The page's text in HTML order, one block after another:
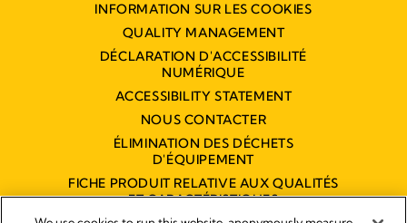
INFORMATION SUR LES COOKIES
QUALITY MANAGEMENT
DÉCLARATION D'ACCESSIBILITÉ
NUMÉRIQUE
ACCESSIBILITY STATEMENT
NOUS CONTACTER
ÉLIMINATION DES DÉCHETS
D'ÉQUIPEMENT
FICHE PRODUIT RELATIVE AUX QUALITÉS
ET CARACTÉRISTIQUES
ENVIRONNEMENTALES